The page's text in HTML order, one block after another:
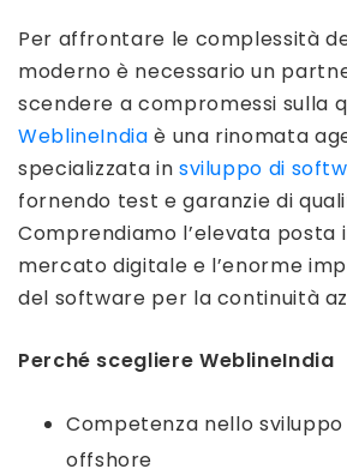
Per affrontare le complessità
moderno è necessario un
scendere a compromessi sulla
WeblineIndia è una rinomata
specializzata in sviluppo di
fornendo test e garanzie di
Comprendiamo l’elevata posta
mercato digitale e l’enorme
del software per la continuità
Perché scegliere WeblineIndia
Competenza nello
offshore